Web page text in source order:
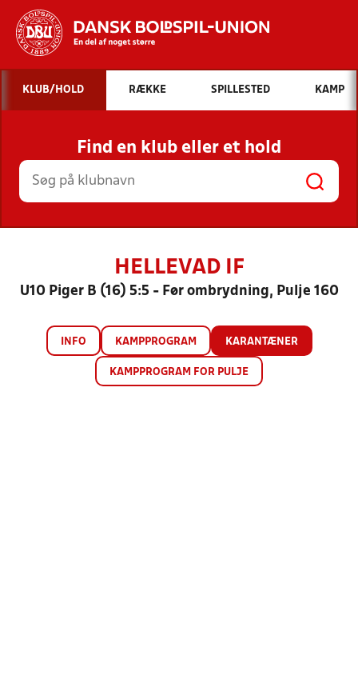
Hvad vil du søge efter?
INDHOLD OG NYHEDER
STILLINGER, RESULTATER, KLUBBER OG
HOLD
KLUB/HOLD RÆKKE SPILLESTED KAMP
Find en klub eller et hold
HELLEVAD IF
U10 Piger B (16) 5:5 - Før ombrydning, Pulje 160
INFO KAMPPROGRAM KARANTÆNER
KAMPPROGRAM FOR PULJE